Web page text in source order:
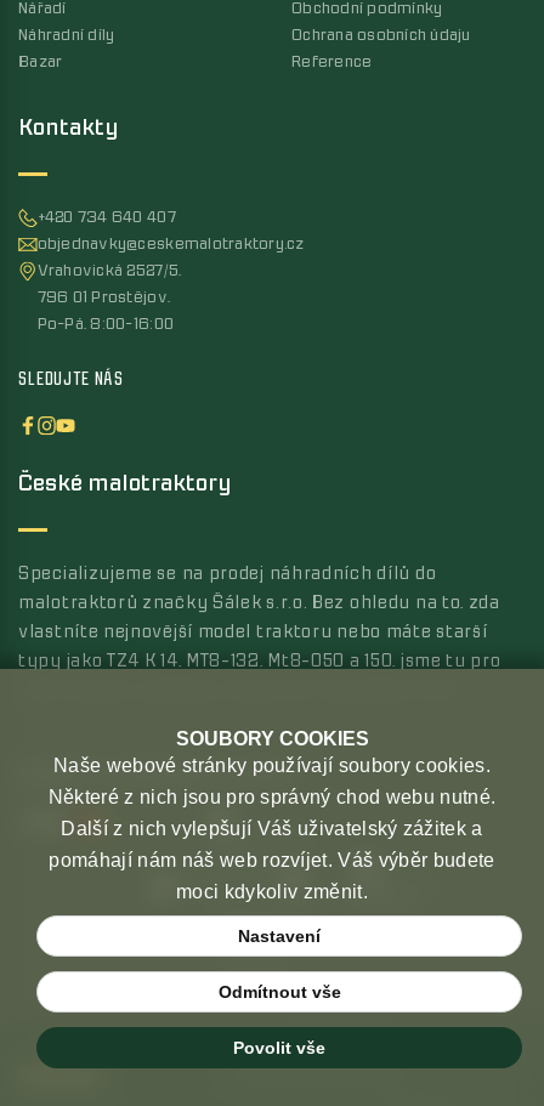
Kontakty
+420 734 640 407
objednavky@ceskemalotraktory.cz
Vrahovická 2527/5,
796 01 Prostějov,
Po-Pá, 8:00-16:00
SLEDUJTE NÁS
Nářadí
Náhradní díly
Bazar
Obchodní podmínky
Ochrana osobních údaju
Reference
České malotraktory
Specializujeme se na prodej náhradních dílů do
malotraktorů značky Šálek s.r.o. Bez ohledu na to, zda
vlastníte nejnovější model traktoru nebo máte starší
typy jako TZ4 K 14, MT8-132, Mt8-050 a 150, jsme tu pro
MOŽNOSTI PLATBYMOŽNOSTI DOPRAVY
Copyright © 2026 České malotraktory
SOUBORY COOKIES
Naše webové stránky používají soubory cookies.
Některé z nich jsou pro správný chod webu nutné.
Další z nich vylepšují Váš uživatelský zážitek a
pomáhají nám náš web rozvíjet. Váš výběr budete
moci kdykoliv změnit.
Nastavení
Odmítnout vše
Povolit vše